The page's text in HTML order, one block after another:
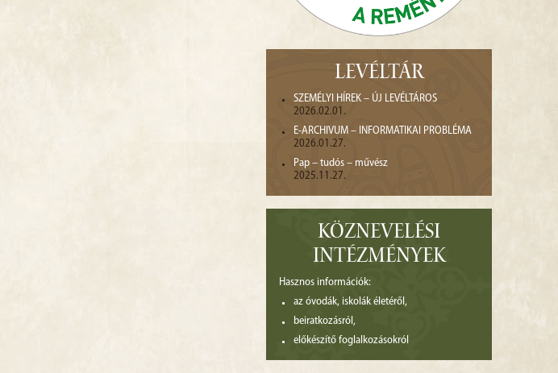
LEVÉLTÁR
SZEMÉLYI HÍREK – ÚJ LEVÉLTÁROS
2026.02.01.
E-ARCHIVUM – INFORMATIKAI PROBLÉMA
2026.01.27.
Pap – tudós – művész
2025.11.27.
KÖZNEVELÉSI
INTÉZMÉNYEK
Hasznos információk:
az óvodák, iskolák életéről,
beiratkozásról,
előkészítő foglalkozásokról